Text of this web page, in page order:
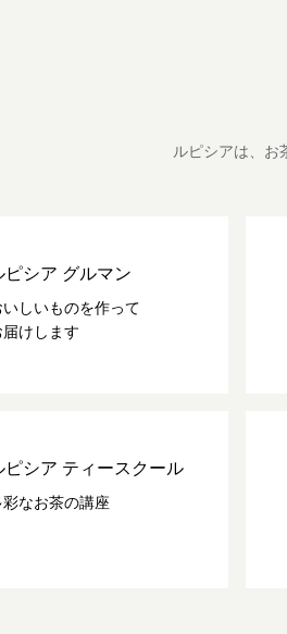
ルピシアは、お
ピシア グルマン
いしいものを作って
届けします
ピシア ティースクール
彩なお茶の講座